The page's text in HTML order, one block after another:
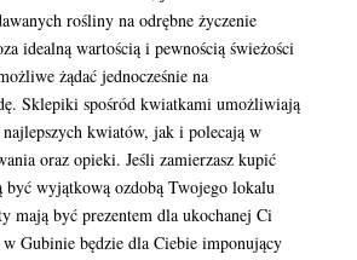
rośliny na odrębne życzenie
idealną wartością i pewnością świeżości
żądać jednocześnie na
Sklepiki spośród kwiatkami umożliwiają
kwiatów, jak i polecają w
oraz opieki. Jeśli zamierzasz kupić
wyjątkową ozdobą Twojego lokalu
mają być prezentem dla ukochanej Ci
Gubinie będzie dla Ciebie imponujący